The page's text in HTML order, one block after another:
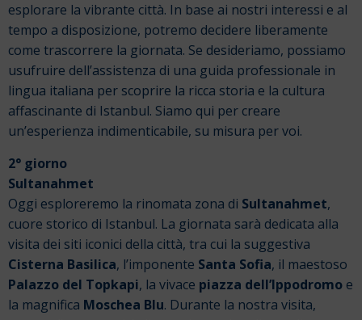
esplorare la vibrante città. In base ai nostri interessi e al
tempo a disposizione, potremo decidere liberamente
come trascorrere la giornata. Se desideriamo, possiamo
usufruire dell’assistenza di una guida professionale in
lingua italiana per scoprire la ricca storia e la cultura
affascinante di Istanbul. Siamo qui per creare
un’esperienza indimenticabile, su misura per voi.
2° giorno
Sultanahmet
Oggi esploreremo la rinomata zona di Sultanahmet,
cuore storico di Istanbul. La giornata sarà dedicata alla
visita dei siti iconici della città, tra cui la suggestiva
Cisterna Basilica, l’imponente Santa Sofia, il maestoso
Palazzo del Topkapi, la vivace piazza dell’Ippodromo e
la magnifica Moschea Blu. Durante la nostra visita,